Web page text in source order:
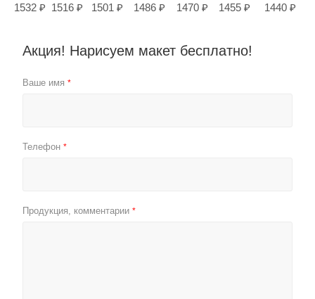
1532 ₽ 1516 ₽
1501 ₽
1486 ₽
1470 ₽
1455 ₽
1440 ₽
Акция! Нарисуем макет бесплатно!
Ваше имя *
Телефон *
Продукция, комментарии *